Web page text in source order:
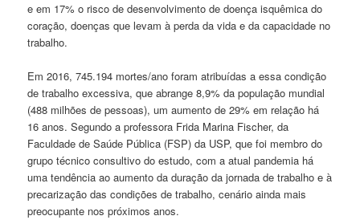
e em 17% o risco de desenvolvimento de doença isquêmica do
coração, doenças que levam à perda da vida e da capacidade no
trabalho.
Em 2016, 745.194 mortes/ano foram atribuídas a essa condição
de trabalho excessiva, que abrange 8,9% da população mundial
(488 milhões de pessoas), um aumento de 29% em relação há
16 anos. Segundo a professora Frida Marina Fischer, da
Faculdade de Saúde Pública (FSP) da USP, que foi membro do
grupo técnico consultivo do estudo, com a atual pandemia há
uma tendência ao aumento da duração da jornada de trabalho e à
precarização das condições de trabalho, cenário ainda mais
preocupante nos próximos anos.